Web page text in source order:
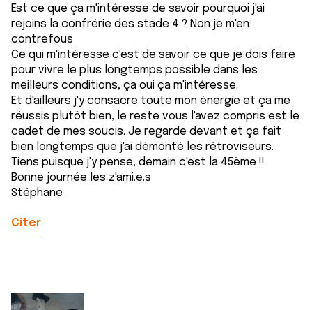
Est ce que ça m'intéresse de savoir pourquoi j'ai
rejoins la confrérie des stade 4 ? Non je m'en
contrefous
Ce qui m'intéresse c'est de savoir ce que je dois faire
pour vivre le plus longtemps possible dans les
meilleurs conditions, ça oui ça m'intéresse.
Et d'ailleurs j'y consacre toute mon énergie et ça me
réussis plutôt bien, le reste vous l'avez compris est le
cadet de mes soucis. Je regarde devant et ça fait
bien longtemps que j'ai démonté les rétroviseurs.
Tiens puisque j'y pense, demain c'est la 45ème !!
Bonne journée les z'ami.e.s
Stéphane
Citer